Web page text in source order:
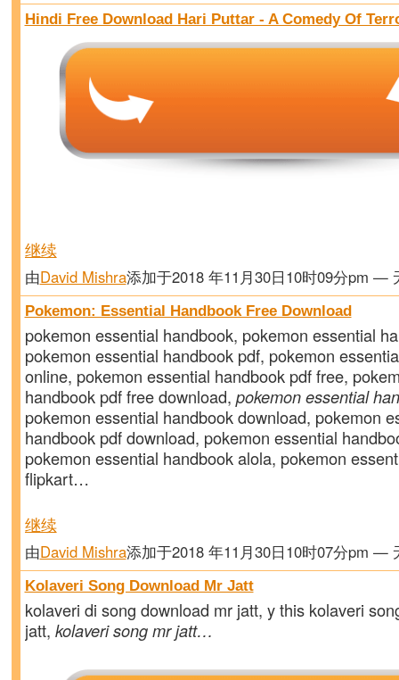
Hindi Free Download Hari Puttar - A Comedy Of
继续
由David Mishra添加于2018 年11月30日10时09分pm —
Pokemon: Essential Handbook Free Download
pokemon essential handbook, pokemon essential
pokemon essential handbook pdf, pokemon
online, pokemon essential handbook pdf free,
handbook pdf free download, pokemon essential
pokemon essential handbook download, pokemon
handbook pdf download, pokemon essential
pokemon essential handbook alola, pokemon
flipkart…
继续
由David Mishra添加于2018 年11月30日10时07分pm —
Kolaveri Song Download Mr Jatt
kolaveri di song download mr jatt, y this kolaveri
jatt, kolaveri song mr jatt…